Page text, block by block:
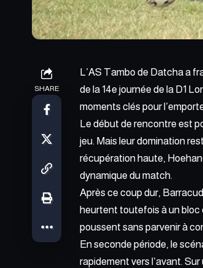
SHARE
L’AS Tambo de Datcha a
de la 14e journée de la D1
moments clés pour
Le début de rencontre est
jeu. Mais leur domination
récupération haute,
dynamique du match.
Après ce coup dur,
heurtent toutefois à un bloc
poussent sans parvenir à
En seconde période, le
rapidement vers l’avant.